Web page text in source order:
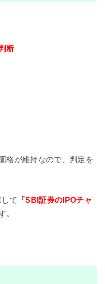
断
格が維持なので、判定を
て
「SBI証券のIPOチャ
。